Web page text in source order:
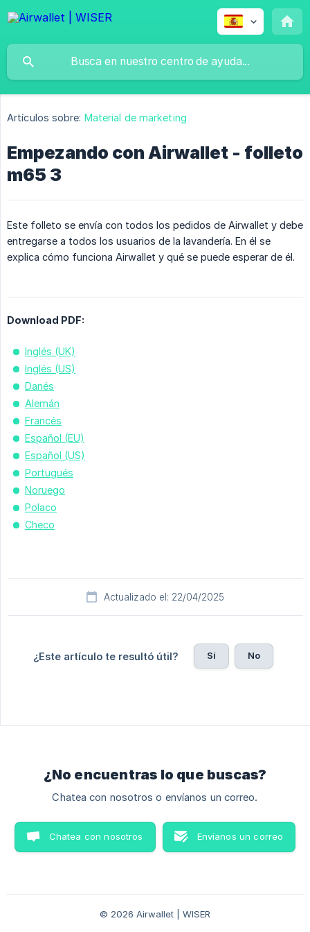
Artículos sobre: Material de marketing
Empezando con Airwallet - folleto
m65 3
Este folleto se envía con todos los pedidos de Airwallet y debe
entregarse a todos los usuarios de la lavandería. En él se
explica cómo funciona Airwallet y qué se puede esperar de él.
Download PDF:
Inglés (UK)
Inglés (US)
Danés
Alemán
Francés
Español (EU)
Español (US)
Portugués
Noruego
Polaco
Checo
Actualizado el: 22/04/2025
¿Este artículo te resultó útil? Sí No
¿No encuentras lo que buscas?
Chatea con nosotros o envíanos un correo.
Chatea con nosotros Envíanos un correo
© 2026 Airwallet | WISER